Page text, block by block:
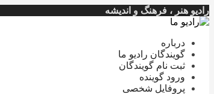
رادیو هنر ، فرهنگ و اندیشه
درباره
گویندگان رادیو ما
ثبت نام گویندگان
ورود گوینده
پروفایل شخصی